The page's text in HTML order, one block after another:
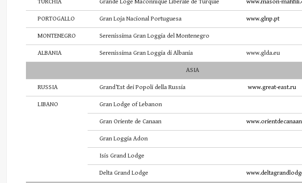
TURCHIA Grande Loge Maconnique Liberale de Turquie www.mason-
PORTOGALLO Gran Loja Nacional Portuguesa www.glnp.pt
MONTENEGRO Serenissima Gran Loggia del Montenegro
ALBANIA Serenissima Gran Loggia di Albania www.glda.eu
ASIA
RUSSIA Grand’Est dei Popoli della Russia www.great-east.ru
LIBANO Gran Lodge of Lebanon
Gran Oriente de Canaan
Gran Loggia Adon
Isis Grand Lodge
Delta Grand Lodge